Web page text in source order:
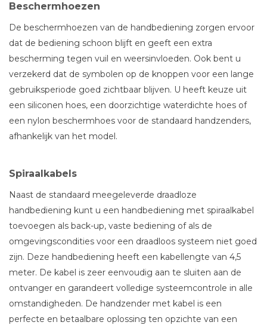
Beschermhoezen
De beschermhoezen van de handbediening zorgen ervoor
dat de bediening schoon blijft en geeft een extra
bescherming tegen vuil en weersinvloeden. Ook bent u
verzekerd dat de symbolen op de knoppen voor een lange
gebruiksperiode goed zichtbaar blijven. U heeft keuze uit
een siliconen hoes, een doorzichtige waterdichte hoes of
een nylon beschermhoes voor de standaard handzenders,
afhankelijk van het model.
Spiraalkabels
Naast de standaard meegeleverde draadloze
handbediening kunt u een handbediening met spiraalkabel
toevoegen als back-up, vaste bediening of als de
omgevingscondities voor een draadloos systeem niet goed
zijn. Deze handbediening heeft een kabellengte van 4,5
meter. De kabel is zeer eenvoudig aan te sluiten aan de
ontvanger en garandeert volledige systeemcontrole in alle
omstandigheden. De handzender met kabel is een
perfecte en betaalbare oplossing ten opzichte van een